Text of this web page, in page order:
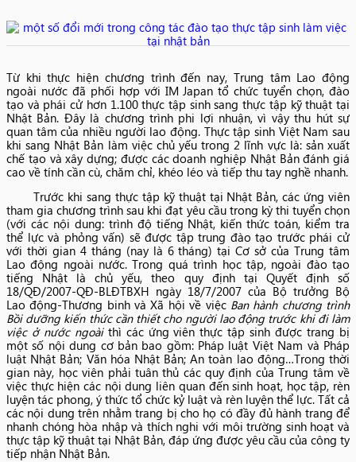
Từ khi thực hiện chương trình đến nay, Trung tâm Lao động
ngoài nước đã phối hợp với IM Japan tổ chức tuyển chọn, đào
tạo và phái cử hơn 1.100 thực tập sinh sang thực tập kỹ thuật tại
Nhật Bản. Đây là chương trình phi lợi nhuận, vì vậy thu hút sự
quan tâm của nhiều người lao động. Thực tập sinh Việt Nam sau
khi sang Nhật Bản làm việc chủ yếu trong 2 lĩnh vực là: sản xuất
chế tạo và xây dựng; được các doanh nghiệp Nhật Bản đánh giá
cao về tính cần cù, chăm chỉ, khéo léo và tiếp thu tay nghề nhanh.
Trước khi sang thực tập kỹ thuật tại Nhật Bản, các ứng viên
tham gia chương trình sau khi đạt yêu cầu trong kỳ thi tuyển chọn
(với các nội dung: trình độ tiếng Nhật, kiến thức toán, kiểm tra
thể lực và phỏng vấn) sẽ được tập trung đào tạo trước phái cử
với thời gian 4 tháng (nay là 6 tháng) tại Cơ sở của Trung tâm
Lao động ngoài nước. Trong quá trình học tập, ngoài đào tạo
tiếng Nhật là chủ yếu, theo quy định tại Quyết định số
18/QĐ/2007-QĐ-BLĐTBXH ngày 18/7/2007 của Bộ trưởng Bộ
Lao động-Thương binh và Xã hội về việc Ban hành chương trình
Bồi dưỡng kiến thức cần thiết cho người lao động trước khi đi làm
việc ở nước ngoài thì các ứng viênthực tập sinh được trang bị
một số nội dung cơ bản bao gồm: Pháp luật Việt Nam và Pháp
luật Nhật Bản; Văn hóa Nhật Bản; An toàn lao động…Trong thời
gian này, học viên phải tuân thủ các quy định của Trung tâm về
việc thực hiện các nội dung liên quan đến sinh hoạt, học tập, rèn
luyện tác phong, ý thức tổ chức kỷ luật và rèn luyện thể lực. Tất cả
các nội dung trên nhằm trang bị cho họ có đầy đủ hành trang để
nhanh chóng hòa nhập và thích nghi với môi trường sinh hoạt và
thực tập kỹ thuật tại Nhật Bản, đáp ứng được yêu cầu của công ty
tiếp nhận Nhật Bản.